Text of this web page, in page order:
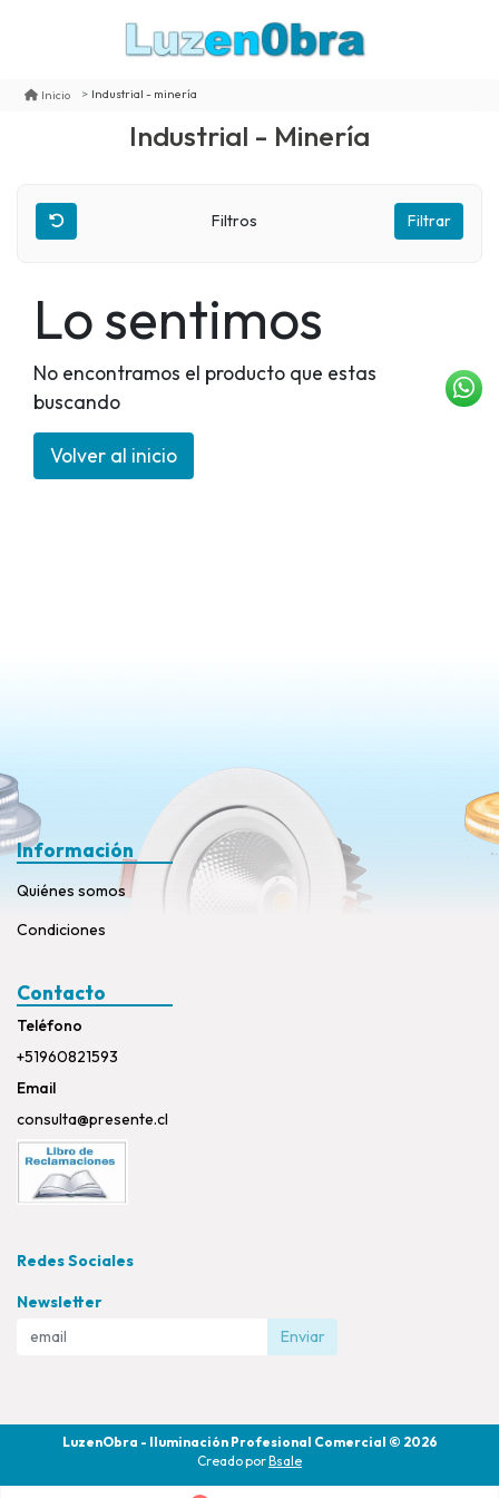
Inicio Industrial - minería
Industrial - Minería
Filtros Filtrar
Lo sentimos
No encontramos el producto que estas
buscando
Volver al inicio
Información
Quiénes somos
Condiciones
Contacto
Teléfono
+51960821593
Email
consulta@presente.cl
Redes Sociales
Newsletter
Enviar
LuzenObra - Iluminación Profesional Comercial © 2026
Creado porBsale